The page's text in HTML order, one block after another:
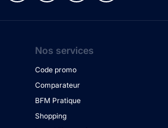
Nos services
Code promo
Comparateur
BFM Pratique
Shopping